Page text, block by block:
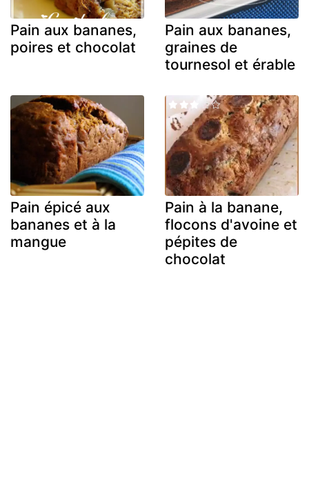
Pain aux bananes,
poires et chocolat
Pain aux bananes,
graines de
tournesol et érable
Pain épicé aux
bananes et à la
mangue
Pain à la banane,
flocons d'avoine et
pépites de
chocolat